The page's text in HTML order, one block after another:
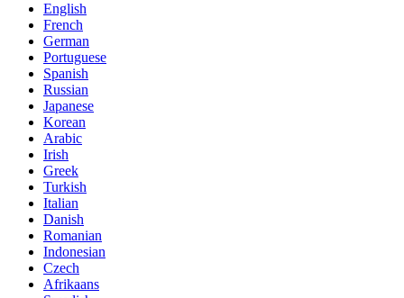
English
French
German
Portuguese
Spanish
Russian
Japanese
Korean
Arabic
Irish
Greek
Turkish
Italian
Danish
Romanian
Indonesian
Czech
Afrikaans